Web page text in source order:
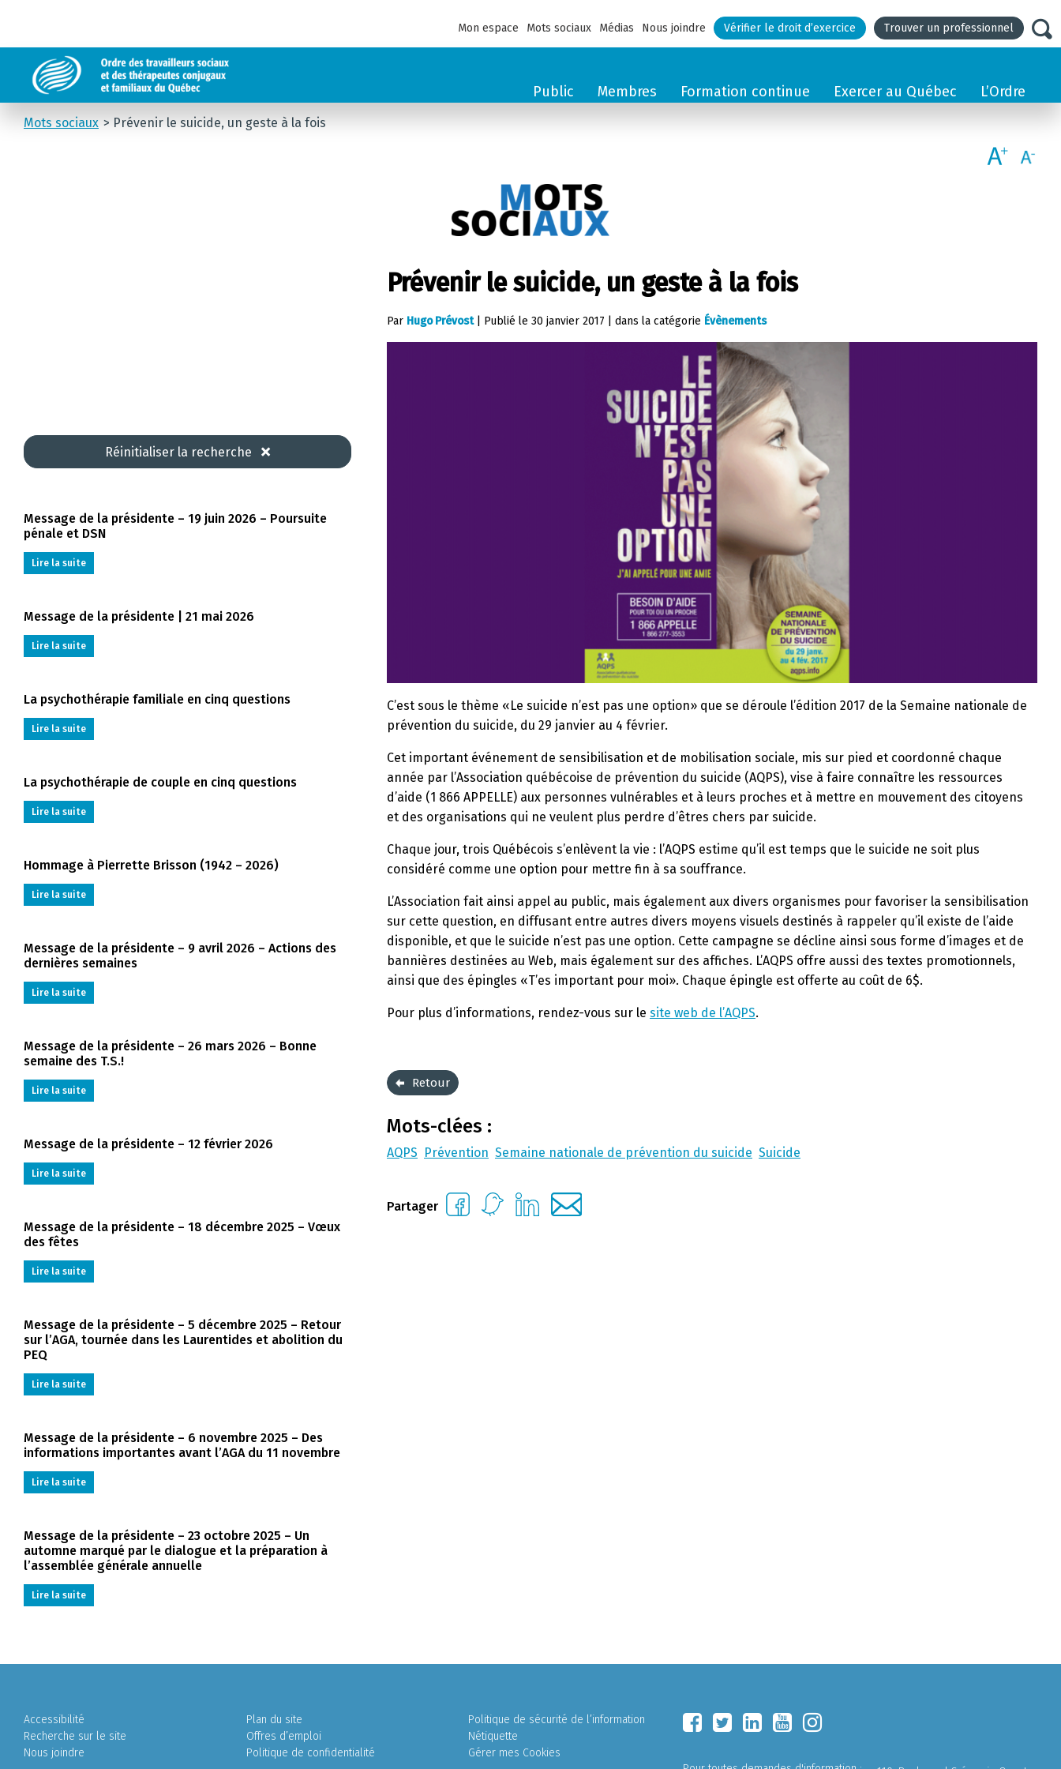
Mon espace Mots sociaux Médias Nous joindre Vérifier le droit d’exercice Trouver un professionnel
Public Membres Formation continue Exercer au Québec L’Ordre
Mots sociaux Prévenir le suicide, un geste à la fois
Prévenir le suicide, un geste à la fois
Par Hugo Prévost| Publié le 30 janvier 2017 dans la catégorie Évènements
C’est sous le thème «Le suicide n’est pas une option» que se déroule l’édition 2017 de la Semaine nationale de
prévention du suicide, du 29 janvier au 4 février.
Cet important événement de sensibilisation et de mobilisation sociale, mis sur pied et coordonné chaque
année par l’Association québécoise de prévention du suicide (AQPS), vise à faire connaître les ressources
d’aide (1 866 APPELLE) aux personnes vulnérables et à leurs proches et à mettre en mouvement des citoyens
et des organisations qui ne veulent plus perdre d’êtres chers par suicide.
Chaque jour, trois Québécois s’enlèvent la vie : l’AQPS estime qu’il est temps que le suicide ne soit plus
considéré comme une option pour mettre fin à sa souffrance.
L’Association fait ainsi appel au public, mais également aux divers organismes pour favoriser la sensibilisation
sur cette question, en diffusant entre autres divers moyens visuels destinés à rappeler qu’il existe de l’aide
disponible, et que le suicide n’est pas une option. Cette campagne se décline ainsi sous forme d’images et de
bannières destinées au Web, mais également sur des affiches. L’AQPS offre aussi des textes promotionnels,
ainsi que des épingles «T’es important pour moi». Chaque épingle est offerte au coût de 6$.
Pour plus d’informations, rendez-vous sur le site web de l’AQPS.
Retour
Mots-clées :
AQPS Prévention Semaine nationale de prévention du suicide Suicide
Partager
Réinitialiser la recherche
Message de la présidente – 19 juin 2026 – Poursuite
pénale et DSN
Lire la suite
Message de la présidente | 21 mai 2026
Lire la suite
La psychothérapie familiale en cinq questions
Lire la suite
La psychothérapie de couple en cinq questions
Lire la suite
Hommage à Pierrette Brisson (1942 – 2026)
Lire la suite
Message de la présidente – 9 avril 2026 – Actions des
dernières semaines
Lire la suite
Message de la présidente – 26 mars 2026 – Bonne
semaine des T.S.!
Lire la suite
Message de la présidente – 12 février 2026
Lire la suite
Message de la présidente – 18 décembre 2025 – Vœux
des fêtes
Lire la suite
Message de la présidente – 5 décembre 2025 – Retour
sur l’AGA, tournée dans les Laurentides et abolition du
PEQ
Lire la suite
Message de la présidente – 6 novembre 2025 – Des
informations importantes avant l’AGA du 11 novembre
Lire la suite
Message de la présidente – 23 octobre 2025 – Un
automne marqué par le dialogue et la préparation à
l’assemblée générale annuelle
Lire la suite
Accessibilité
Recherche sur le site
Nous joindre
Plan du site
Offres d’emploi
Politique de confidentialité
Politique de sécurité de l’information
Nétiquette
Gérer mes Cookies